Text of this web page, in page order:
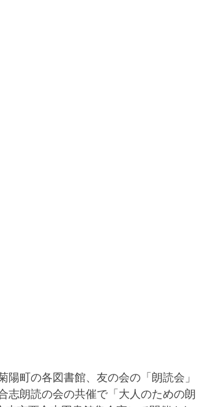
町の各図書館、友の会の「朗読会」
志朗読の会の共催で「大人のための朗